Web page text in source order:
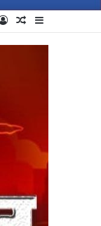
Random
Article
Log
In